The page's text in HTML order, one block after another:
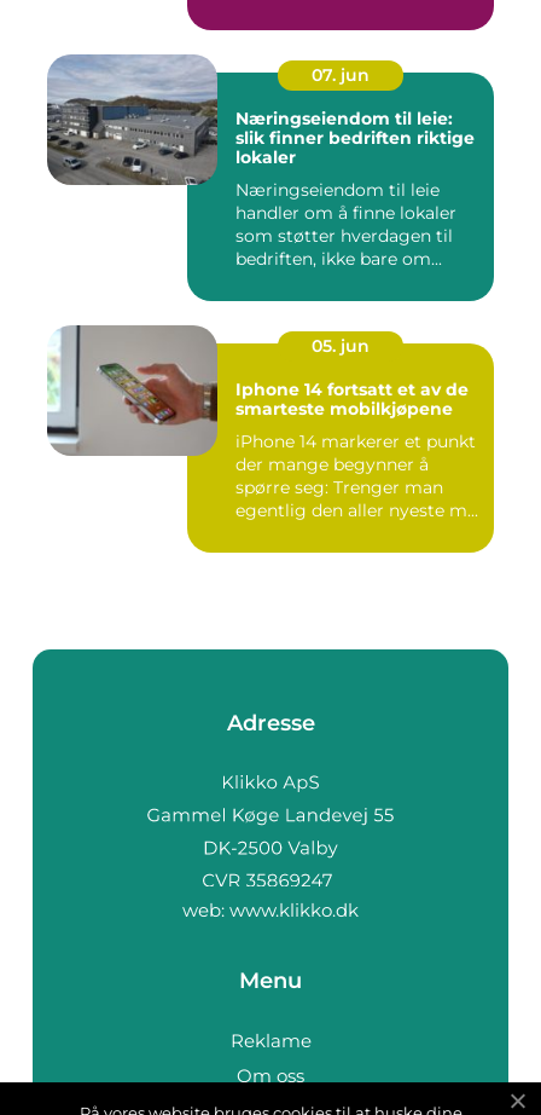
07. jun
Næringseiendom til leie:
slik finner bedriften riktige
lokaler
Næringseiendom til leie
handler om å finne lokaler
som støtter hverdagen til
bedriften, ikke bare om...
05. jun
Iphone 14 fortsatt et av de
smarteste mobilkjøpene
iPhone 14 markerer et punkt
der mange begynner å
spørre seg: Trenger man
egentlig den aller nyeste m...
Adresse
web: www.klikko.dk
Menu
Reklame
Om oss
Cookies